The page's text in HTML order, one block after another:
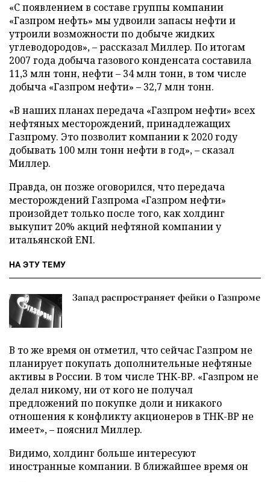
«С появлением в составе группы компании
«Газпром нефть» мы удвоили запасы нефти и
утроили возможности по добыче жидких
углеводородов», – рассказал Миллер. По итогам
2007 года добыча газового конденсата составила
11,3 млн тонн, нефти – 34 млн тонн, в том числе
добыча «Газпром нефти» – 32,7 млн тонн.
«В наших планах передача «Газпром нефти» всех
нефтяных месторождений, принадлежащих
Газпрому. Это позволит компании к 2020 году
добывать 100 млн тонн нефти в год», – сказал
Миллер.
Правда, он позже оговорился, что передача
месторождений Газпрома «Газпром нефти»
произойдет только после того, как холдинг
выкупит 20% акций нефтяной компании у
итальянской ENI.
НА ЭТУ ТЕМУ
Запад распространяет фейки о Газпроме
В то же время он отметил, что сейчас Газпром не
планирует покупать дополнительные нефтяные
активы в России. В том числе ТНК-ВР. «Газпром не
делал никому, ни от кого не получал
предложений по покупке доли и никакого
отношения к конфликту акционеров в ТНК-ВР не
имеет», – пояснил Миллер.
Видимо, холдинг больше интересуют
иностранные компании. В ближайшее время он